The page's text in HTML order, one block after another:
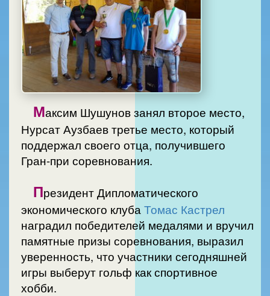
Максим Шушунов занял второе место,
Нурсат Аузбаев третье место, который
поддержал своего отца, получившего
Гран-при соревнования.
Президент Дипломатического
экономического клуба Томас Кастрел
наградил победителей медалями и вручил
памятные призы соревнования, выразил
уверенность, что участники сегодняшней
игры выберут гольф как спортивное
хобби.